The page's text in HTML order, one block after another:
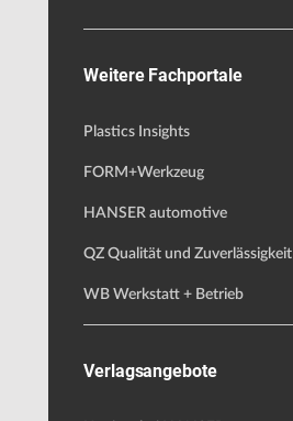
Weitere Fachportale
Plastics Insights
FORM+Werkzeug
HANSER automotive
QZ Qualität und Zuverlässigkeit
WB Werkstatt + Betrieb
Verlagsangebote